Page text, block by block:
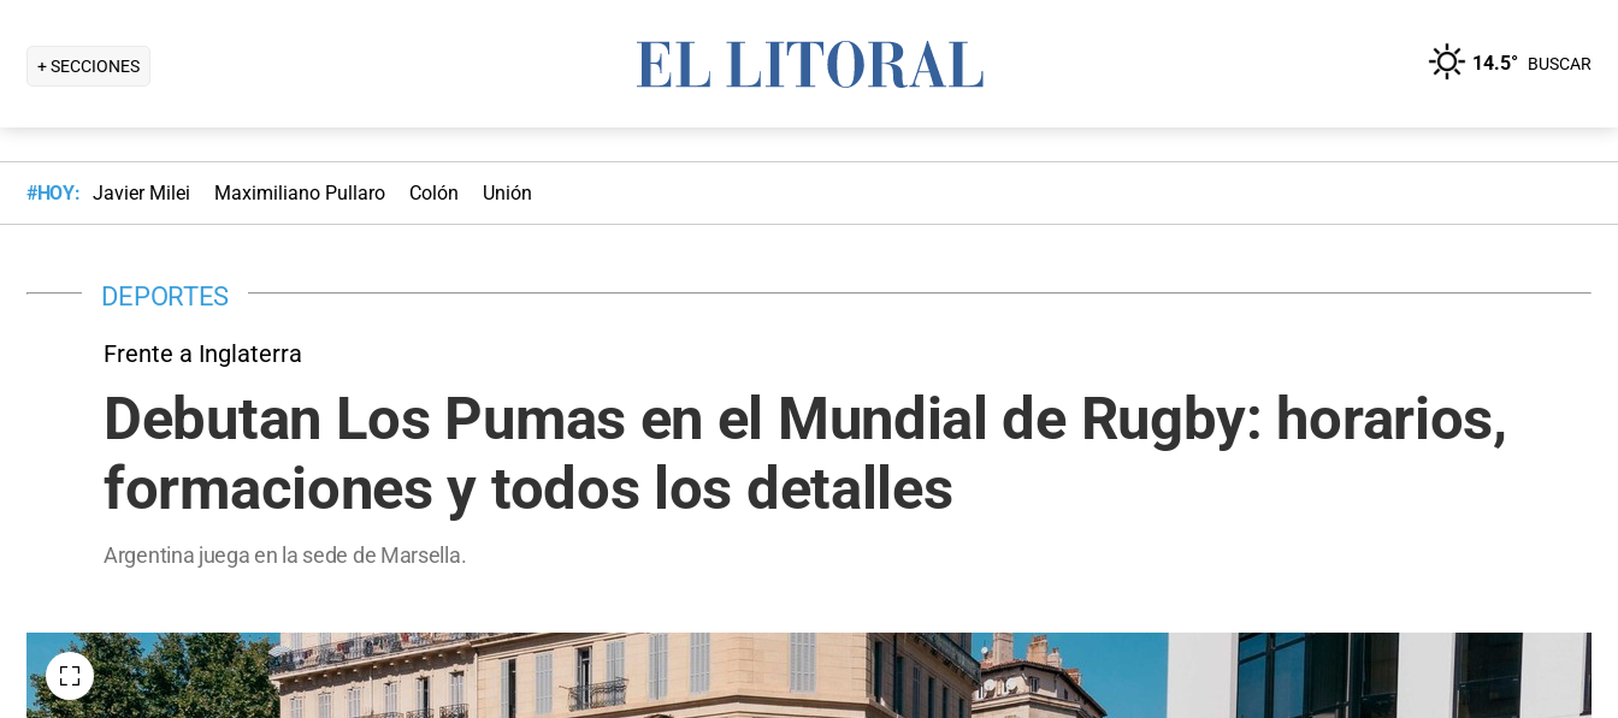
+ SECCIONES 14.5° BUSCAR
#HOY: Javier Milei Maximiliano Pullaro Colón Unión
DEPORTES
Frente a Inglaterra
Debutan Los Pumas en el Mundial de Rugby: horarios,
formaciones y todos los detalles
Argentina juega en la sede de Marsella.